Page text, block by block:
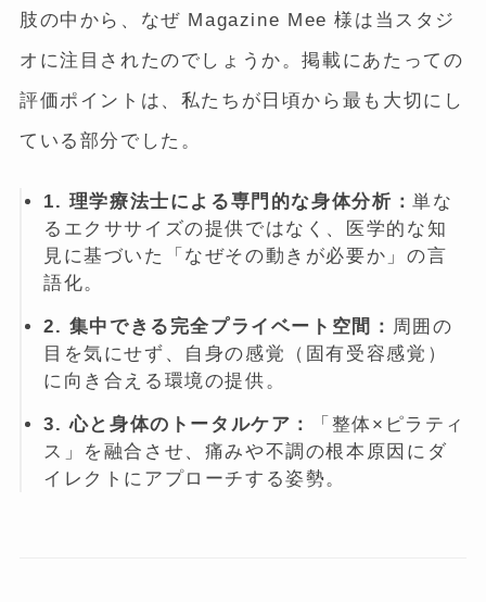
肢の中から、なぜ Magazine Mee 様は当スタジ
オに注目されたのでしょうか。掲載にあたっての
評価ポイントは、私たちが日頃から最も大切にし
ている部分でした。
1. 理学療法士による専門的な身体分析：単な
るエクササイズの提供ではなく、医学的な知
見に基づいた「なぜその動きが必要か」の言
語化。
2. 集中できる完全プライベート空間： 周囲の
目を気にせず、自身の感覚（固有受容感覚）
に向き合える環境の提供。
3. 心と身体のトータルケア：
「整体×ピラティ
ス」を融合させ、痛みや不調の根本原因にダ
イレクトにアプローチする姿勢。